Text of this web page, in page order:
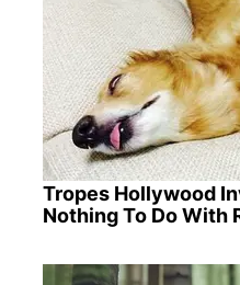
Tropes Hollywood
Nothing To Do With